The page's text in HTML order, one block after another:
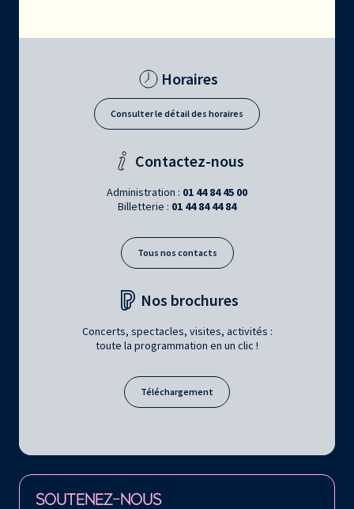
Horaires
Consulter le détail des horaires
Contactez-nous
Administration : 01 44 84 45 00
Billetterie : 01 44 84 44 84
Tous nos contacts
Nos brochures
Concerts, spectacles, visites, activités :
toute la programmation en un clic !
Téléchargement
SOUTENEZ-NOUS
Retrouvez la Philharmonie de Paris sur